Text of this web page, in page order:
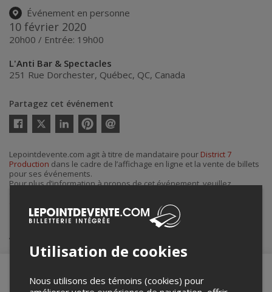
Événement en personne
10 février 2020
20h00 / Entrée: 19h00
L'Anti Bar & Spectacles
251 Rue Dorchester, Québec, QC, Canada
Partagez cet événement
Twitter
courriel
Lepointdevente.com agit à titre de mandataire pour District 7
Production dans le cadre de l’affichage en ligne et la vente de billets
pour ses événements.
Pour plus d’information à propos de cet événement, veuillez
Achat de billets
Utilisation de cookies
Nous utilisons des témoins (cookies) pour